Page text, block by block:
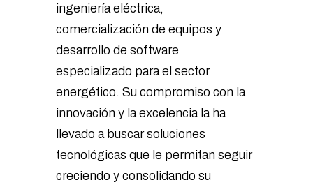
ingeniería eléctrica,
comercialización de equipos y
desarrollo de software
especializado para el sector
energético. Su compromiso con la
innovación y la excelencia la ha
llevado a buscar soluciones
tecnológicas que le permitan seguir
creciendo y consolidando su